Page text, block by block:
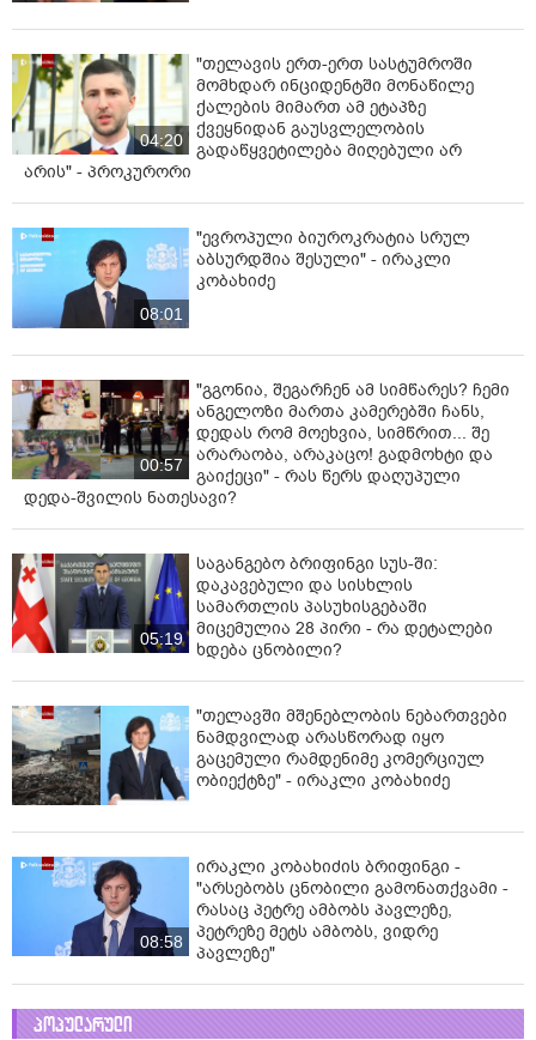
04:20
"თელავის ერთ-ერთ სასტუმროში
მომხდარ ინციდენტში მონაწილე
ქალების მიმართ ამ ეტაპზე
ქვეყნიდან გაუსვლელობის
გადაწყვეტილება მიღებული არ
არის" - პროკურორი
08:01
"ევროპული ბიუროკრატია სრულ
აბსურდშია შესული" - ირაკლი
კობახიძე
00:57
"გგონია, შეგარჩენ ამ სიმწარეს? ჩემი
ანგელოზი მართა კამერებში ჩანს,
დედას რომ მოეხვია, სიმწრით... შე
არარაობა, არაკაცო! გადმოხტი და
გაიქეცი" - რას წერს დაღუპული
დედა-შვილის ნათესავი?
05:19
საგანგებო ბრიფინგი სუს-ში:
დაკავებული და სისხლის
სამართლის პასუხისგებაში
მიცემულია 28 პირი - რა დეტალები
ხდება ცნობილი?
"თელავში მშენებლობის ნებართვები
ნამდვილად არასწორად იყო
გაცემული რამდენიმე კომერციულ
ობიექტზე" - ირაკლი კობახიძე
08:58
ირაკლი კობახიძის ბრიფინგი -
"არსებობს ცნობილი გამონათქვამი -
რასაც პეტრე ამბობს პავლეზე,
პეტრეზე მეტს ამბობს, ვიდრე
პავლეზე"
პოპულარული